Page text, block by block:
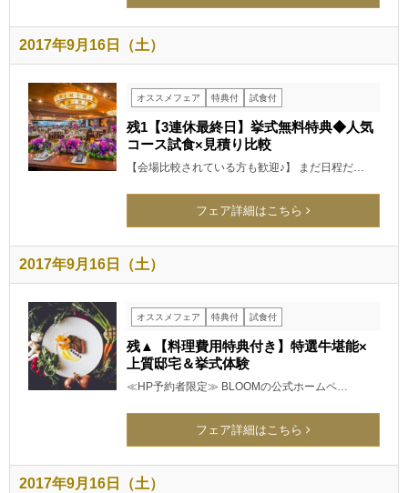
2017年9月16日（土）
オススメフェア 特典付 試食付
残1【3連休最終日】挙式無料特典◆人気
コース試食×見積り比較
【会場比較されている方も歓迎♪】 まだ日程だ…
フェア詳細はこちら
2017年9月16日（土）
オススメフェア 特典付 試食付
残▲【料理費用特典付き】特選牛堪能×
上質邸宅＆挙式体験
≪HP予約者限定≫ BLOOMの公式ホームペ…
フェア詳細はこちら
2017年9月16日（土）